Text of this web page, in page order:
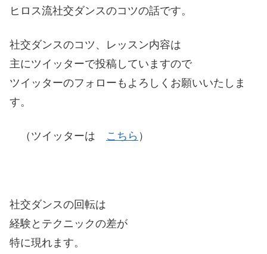
ヒロス流社交ダンスのコツの話です。
社交ダンスのコツ、レッスン内容は
主にツイッターで投稿していますので
ツイッターのフォローもよろしくお願いいたしま
す。
（ツイッターは こちら ）
社交ダンスの回転は
経験とテクニックの差が
特に現れます。